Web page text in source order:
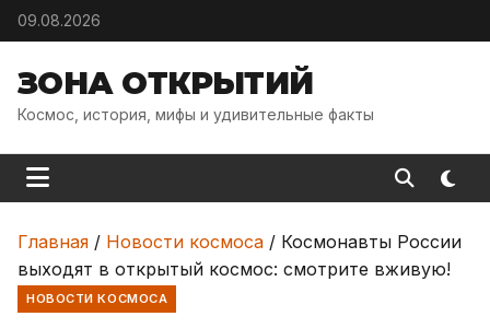
Skip to content
09.08.2026
ЗОНА ОТКРЫТИЙ
Космос, история, мифы и удивительные факты
Главная / Новости космоса / Космонавты России
выходят в открытый космос: смотрите вживую!
НОВОСТИ КОСМОСА